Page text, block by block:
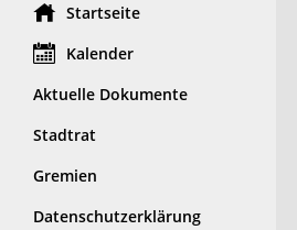
Startseite
Kalender
Aktuelle Dokumente
Stadtrat
Gremien
Datenschutzerklärung